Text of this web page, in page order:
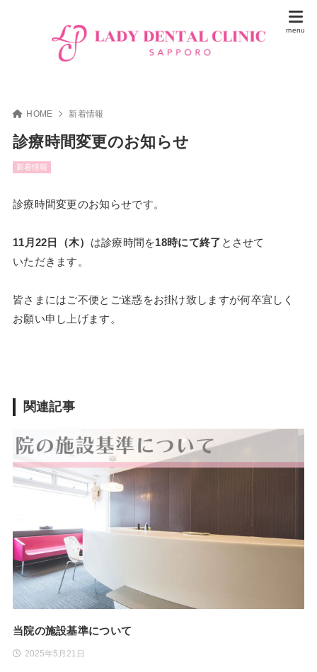
HOME 新着情報
診療時間変更のお知らせ
新着情報
診療時間変更のお知らせです。
11月22日（木） は診療時間を18時にて終了 とさせて
いただきます。
皆さまにはご不便とご迷惑をお掛け致しますが何卒宜しく
お願い申し上げます。
関連記事
当院の施設基準について
2025年5月21日